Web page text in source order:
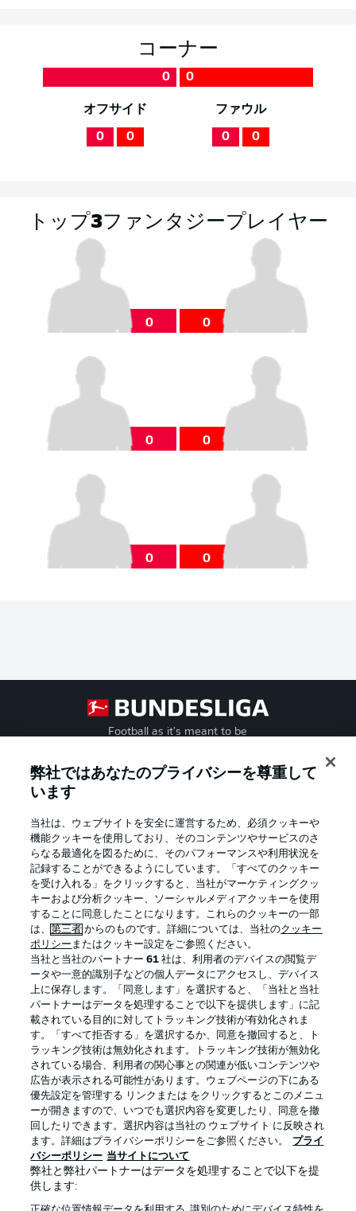
コーナー
0 0
オフサイド
0 0
ファウル
0 0
トップ3ファンタジープレイヤー
0 0
0 0
0 0
Football as it's meant to be
Official Partners
プライバシー・ポリシー 優先設定を管理する
利用条件 放送局
求人 選手
当サイトについて
弊社ではあなたのプライバシーを尊重して
います
当社は、ウェブサイトを安全に運営するため、必須クッキーや
機能クッキーを使用しており、そのコンテンツやサービスのさ
らなる最適化を図るために、そのパフォーマンスや利用状況を
記録することができるようにしています。「すべてのクッキー
を受け入れる」をクリックすると、当社がマーケティングクッ
キーおよび分析クッキー、ソーシャルメディアクッキーを使用
することに同意したことになります。これらのクッキーの一部
は、第三者 からのものです。詳細については、当社のクッキー
ポリシー またはクッキー設定をご参照ください。
当社と当社のパートナー61 社は、利用者のデバイスの閲覧デ
ータや一意的識別子などの個人データにアクセスし、デバイス
上に保存します。「同意します」を選択すると、「当社と当社
パートナーはデータを処理することで以下を提供します」に記
載されている目的に対してトラッキング技術が有効化されま
す。「すべて拒否する」を選択するか、同意を撤回すると、ト
ラッキング技術は無効化されます。トラッキング技術が無効化
されている場合、利用者の関心事との関連が低いコンテンツや
広告が表示される可能性があります。ウェブページの下にある
優先設定を管理する リンクまたは をクリックするとこのメニュ
ーが開きますので、いつでも選択内容を変更したり、同意を撤
回したりできます。選択内容は当社の ウェブサイト に反映され
ます。詳細はプライバシーポリシーをご参照ください。
プライ
バシーポリシー 当サイトについて
弊社と弊社パートナーはデータを処理することで以下を提
供します: